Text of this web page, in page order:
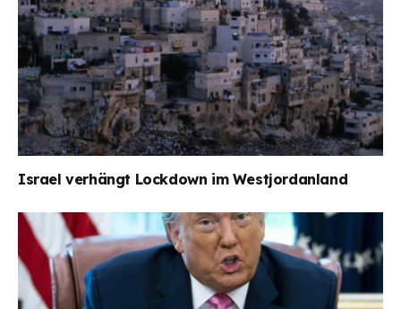
Israel verhängt Lockdown im Westjordanland